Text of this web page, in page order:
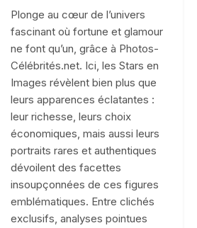
Plonge au cœur de l’univers
fascinant où fortune et glamour
ne font qu’un, grâce à Photos-
Célébrités.net. Ici, les Stars en
Images révèlent bien plus que
leurs apparences éclatantes :
leur richesse, leurs choix
économiques, mais aussi leurs
portraits rares et authentiques
dévoilent des facettes
insoupçonnées de ces figures
emblématiques. Entre clichés
exclusifs, analyses pointues